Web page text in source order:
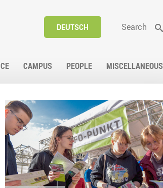
DEUTSCH Search
CAMPUS PEOPLE MISCELLANEOUS